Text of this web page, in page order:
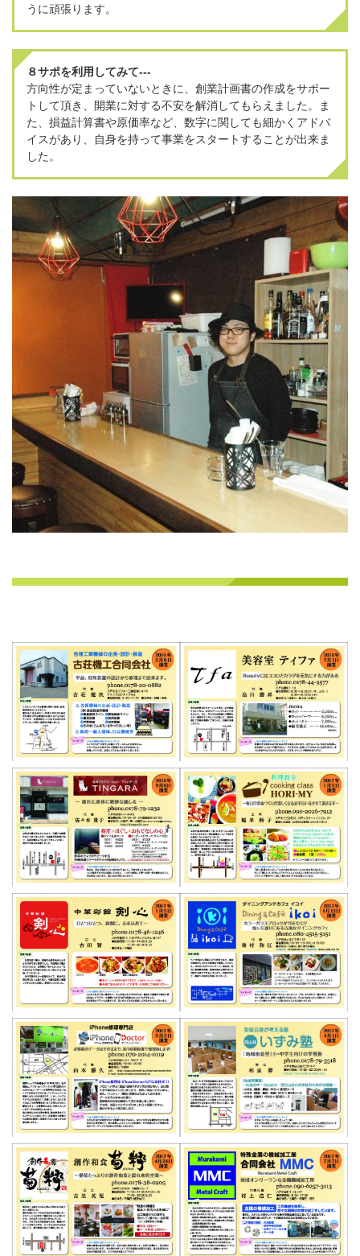
うに頑張ります。
８サポを利用してみて---
方向性が定まっていないときに、創業計画書の作成をサポー
トして頂き、開業に対する不安を解消してもらえました。ま
た、損益計算書や原価率など、数字に関しても細かくアドバ
イスがあり、自身を持って事業をスタートすることが出来ま
した。